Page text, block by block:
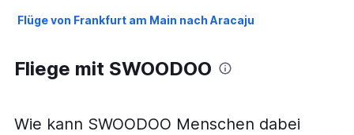
Flüge von Frankfurt am Main nach Aracaju
Fliege mit SWOODOO
Wie kann SWOODOO Menschen dabei